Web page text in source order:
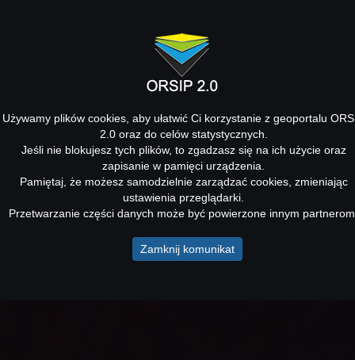
Używamy plików cookies, aby ułatwić Ci korzystanie z geoportalu
2.0 oraz do celów statystycznych.
Jeśli nie blokujesz tych plików, to zgadzasz się na ich użycie oraz
zapisanie w pamięci urządzenia.
Pamiętaj, że możesz samodzielnie zarządzać cookies, zmieniając
ustawienia przeglądarki.
Przetwarzanie części danych może być powierzone innym
Zamknij komunikat